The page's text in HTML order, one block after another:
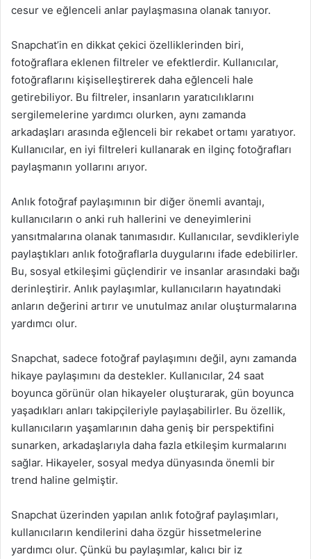
cesur ve eğlenceli anlar paylaşmasına olanak tanıyor.
Snapchat’in en dikkat çekici özelliklerinden biri,
fotoğraflara eklenen filtreler ve efektlerdir. Kullanıcılar,
fotoğraflarını kişiselleştirerek daha eğlenceli hale
getirebiliyor. Bu filtreler, insanların yaratıcılıklarını
sergilemelerine yardımcı olurken, aynı zamanda
arkadaşları arasında eğlenceli bir rekabet ortamı yaratıyor.
Kullanıcılar, en iyi filtreleri kullanarak en ilginç fotoğrafları
paylaşmanın yollarını arıyor.
Anlık fotoğraf paylaşımının bir diğer önemli avantajı,
kullanıcıların o anki ruh hallerini ve deneyimlerini
yansıtmalarına olanak tanımasıdır. Kullanıcılar, sevdikleriyle
paylaştıkları anlık fotoğraflarla duygularını ifade edebilirler.
Bu, sosyal etkileşimi güçlendirir ve insanlar arasındaki bağı
derinleştirir. Anlık paylaşımlar, kullanıcıların hayatındaki
anların değerini artırır ve unutulmaz anılar oluşturmalarına
yardımcı olur.
Snapchat, sadece fotoğraf paylaşımını değil, aynı zamanda
hikaye paylaşımını da destekler. Kullanıcılar, 24 saat
boyunca görünür olan hikayeler oluşturarak, gün boyunca
yaşadıkları anları takipçileriyle paylaşabilirler. Bu özellik,
kullanıcıların yaşamlarının daha geniş bir perspektifini
sunarken, arkadaşlarıyla daha fazla etkileşim kurmalarını
sağlar. Hikayeler, sosyal medya dünyasında önemli bir
trend haline gelmiştir.
Snapchat üzerinden yapılan anlık fotoğraf paylaşımları,
kullanıcıların kendilerini daha özgür hissetmelerine
yardımcı olur. Çünkü bu paylaşımlar, kalıcı bir iz